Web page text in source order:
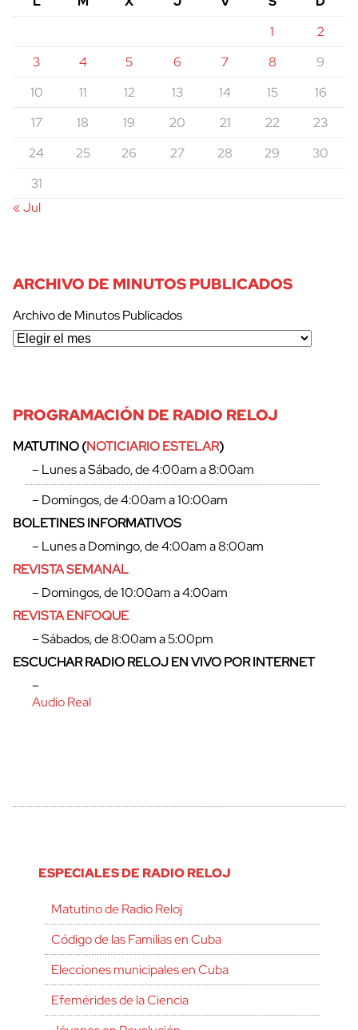
1
2
3
4 5 6 7 8
9
10
11 12 13 14 15
16
17
18 19 20 21 22
23
24
25 26 27 28 29
30
31
« Jul
ARCHIVO DE MINUTOS PUBLICADOS
Archivo de Minutos Publicados
PROGRAMACIÓN DE RADIO RELOJ
MATUTINO (NOTICIARIO ESTELAR)
– Lunes a Sábado, de 4:00am a 8:00am
– Domingos, de 4:00am a 10:00am
BOLETINES INFORMATIVOS
– Lunes a Domingo, de 4:00am a 8:00am
REVISTA SEMANAL
– Domingos, de 10:00am a 4:00am
REVISTA ENFOQUE
– Sábados, de 8:00am a 5:00pm
ESCUCHAR RADIO RELOJ EN VIVO POR INTERNET
–
Audio Real
ESPECIALES DE RADIO RELOJ
Matutino de Radio Reloj
Código de las Familias en Cuba
Elecciones municipales en Cuba
Efemérides de la Ciencia